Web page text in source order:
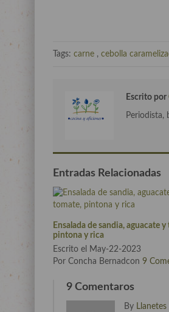
Tags: carne , cebolla
Escrito por
Periodista,
Entradas Relacionadas
Ensalada de sandia, aguacate
pintona y rica
Escrito el May-22-2023
Por Concha Bernadcon 9
9 Comentaros
By Llanetes